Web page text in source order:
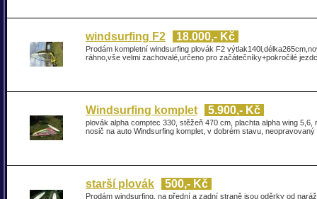
windsurfing F2 18.000,- Kč
Prodám kompletní windsurfing plovák F2
ráhno,vše velmi zachovalé,určeno pro začátečníky+pokročilé
Windsurfing komplet 5.900,- Kč
plovák alpha comptec 330, stěžeň 470 cm, plachta alpha wing
nosič na auto Windsurfing komplet, v dobrém stavu, neopravovaný
starší plovák 500,- Kč
Prodám windsurfing, na přední a zadní straně jsou oděrky od